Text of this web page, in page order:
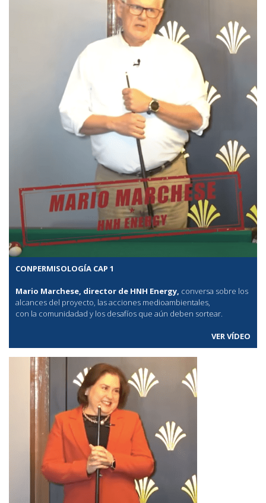
CONPERMISOLOGÍA CAP 1
Mario Marchese, director de HNH Energy, conversa sobre los
alcances del proyecto, las acciones medioambientales,
con la comunidadad y los desafíos que aún deben sortear.
VER VÍDEO